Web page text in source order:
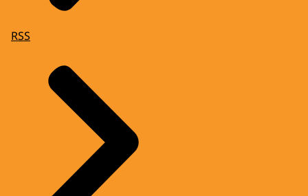
RSS